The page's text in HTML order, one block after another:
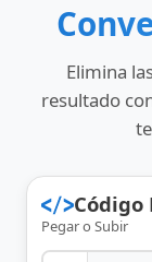
Elimina
resultado
Código
Pegar o Subir